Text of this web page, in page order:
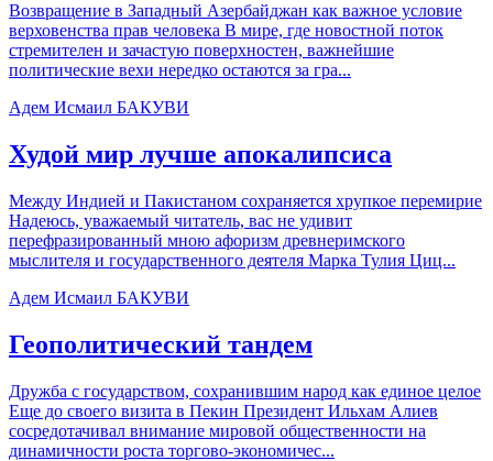
Возвращение в Западный Азербайджан как важное условие
верховенства прав человека В мире, где новостной поток
стремителен и зачастую поверхностен, важнейшие
политические вехи нередко остаются за гра...
Адем Исмаил БАКУВИ
Худой мир лучше апокалипсиса
Между Индией и Пакистаном сохраняется хрупкое перемирие
Надеюсь, уважаемый читатель, вас не удивит
перефразированный мною афоризм древнеримского
мыслителя и государственного деятеля Марка Тулия Циц...
Адем Исмаил БАКУВИ
Геополитический тандем
Дружба с государством, сохранившим народ как единое целое
Еще до своего визита в Пекин Президент Ильхам Алиев
сосредотачивал внимание мировой общественности на
динамичности роста торгово-экономичес...